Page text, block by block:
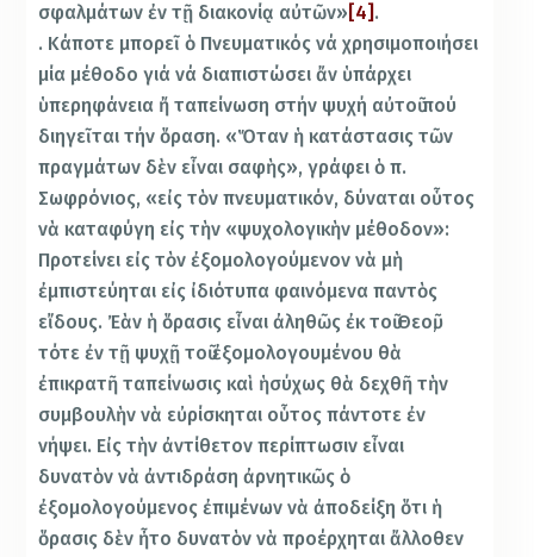
σφαλμάτων ἐν τῇ διακονίᾳ αὐτῶν» [4] .
. Κάποτε μπορεῖ ὁ Πνευματικός νά χρησιμοποιήσει
μία μέθοδο γιά νά διαπιστώσει ἄν ὑπάρχει
ὑπερηφάνεια ἤ ταπείνωση στήν ψυχή αὐτοῦ πού
διηγεῖται τήν ὅραση. «Ὅταν ἡ κατάστασις τῶν
πραγμάτων δὲν εἶναι σαφὴς», γράφει ὁ π.
Σωφρόνιος, «εἰς τὸν πνευματικόν, δύναται οὗτος
νὰ καταφύγη εἰς τὴν «ψυχολογικὴν μέθοδον»:
Προτείνει εἰς τὸν ἐξομολογούμενον νὰ μὴ
ἐμπιστεύηται εἰς ἰδιότυπα φαινόμενα παντὸς
εἴδους. Ἐὰν ἡ ὅρασις εἶναι ἀληθῶς ἐκ τοῦ Θεοῦ,
τότε ἐν τῇ ψυχῇ τοῦ ἐξομολογουμένου θὰ
ἐπικρατῆ ταπείνωσις καὶ ἡσύχως θὰ δεχθῆ τὴν
συμβουλὴν νὰ εὐρίσκηται οὗτος πάντοτε ἐν
νήψει. Εἰς τὴν ἀντίθετον περίπτωσιν εἶναι
δυνατὸν νὰ ἀντιδράση ἀρνητικῶς ὁ
ἐξομολογούμενος ἐπιμένων νὰ ἀποδείξη ὅτι ἡ
ὅρασις δὲν ἦτο δυνατὸν νὰ προέρχηται ἄλλοθεν